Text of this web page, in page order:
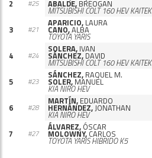
2 #25 ABALDE, BREOGAN
MITSUBISHI COLT 160 HEV
3
#21
APARICIO, LAURA
CANO,ALBA
TOYOTA YARIS
4
#24
SOLERA, IVAN
SÁNCHEZ, DAVID
MITSUBISHI COLT 160 HEV
5
#23
SÁNCHEZ, RAQUEL M.
SOLER, MANUEL
KIA NIRO HEV
6
#28
MARTÍN, EDUARDO
HERNÁNDEZ,JONATHAN
KIA NIRO HEV
7
#27
ÁLVAREZ, ÓSCAR
MOLOWNY, CARLOS
TOYOTA YARIS HIBRIDO K5